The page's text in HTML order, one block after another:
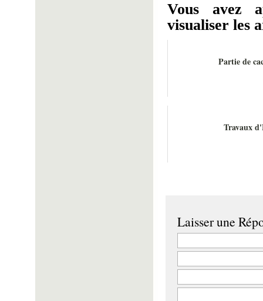
Vous avez
visualiser les
Partie de
Travaux
Laisser une